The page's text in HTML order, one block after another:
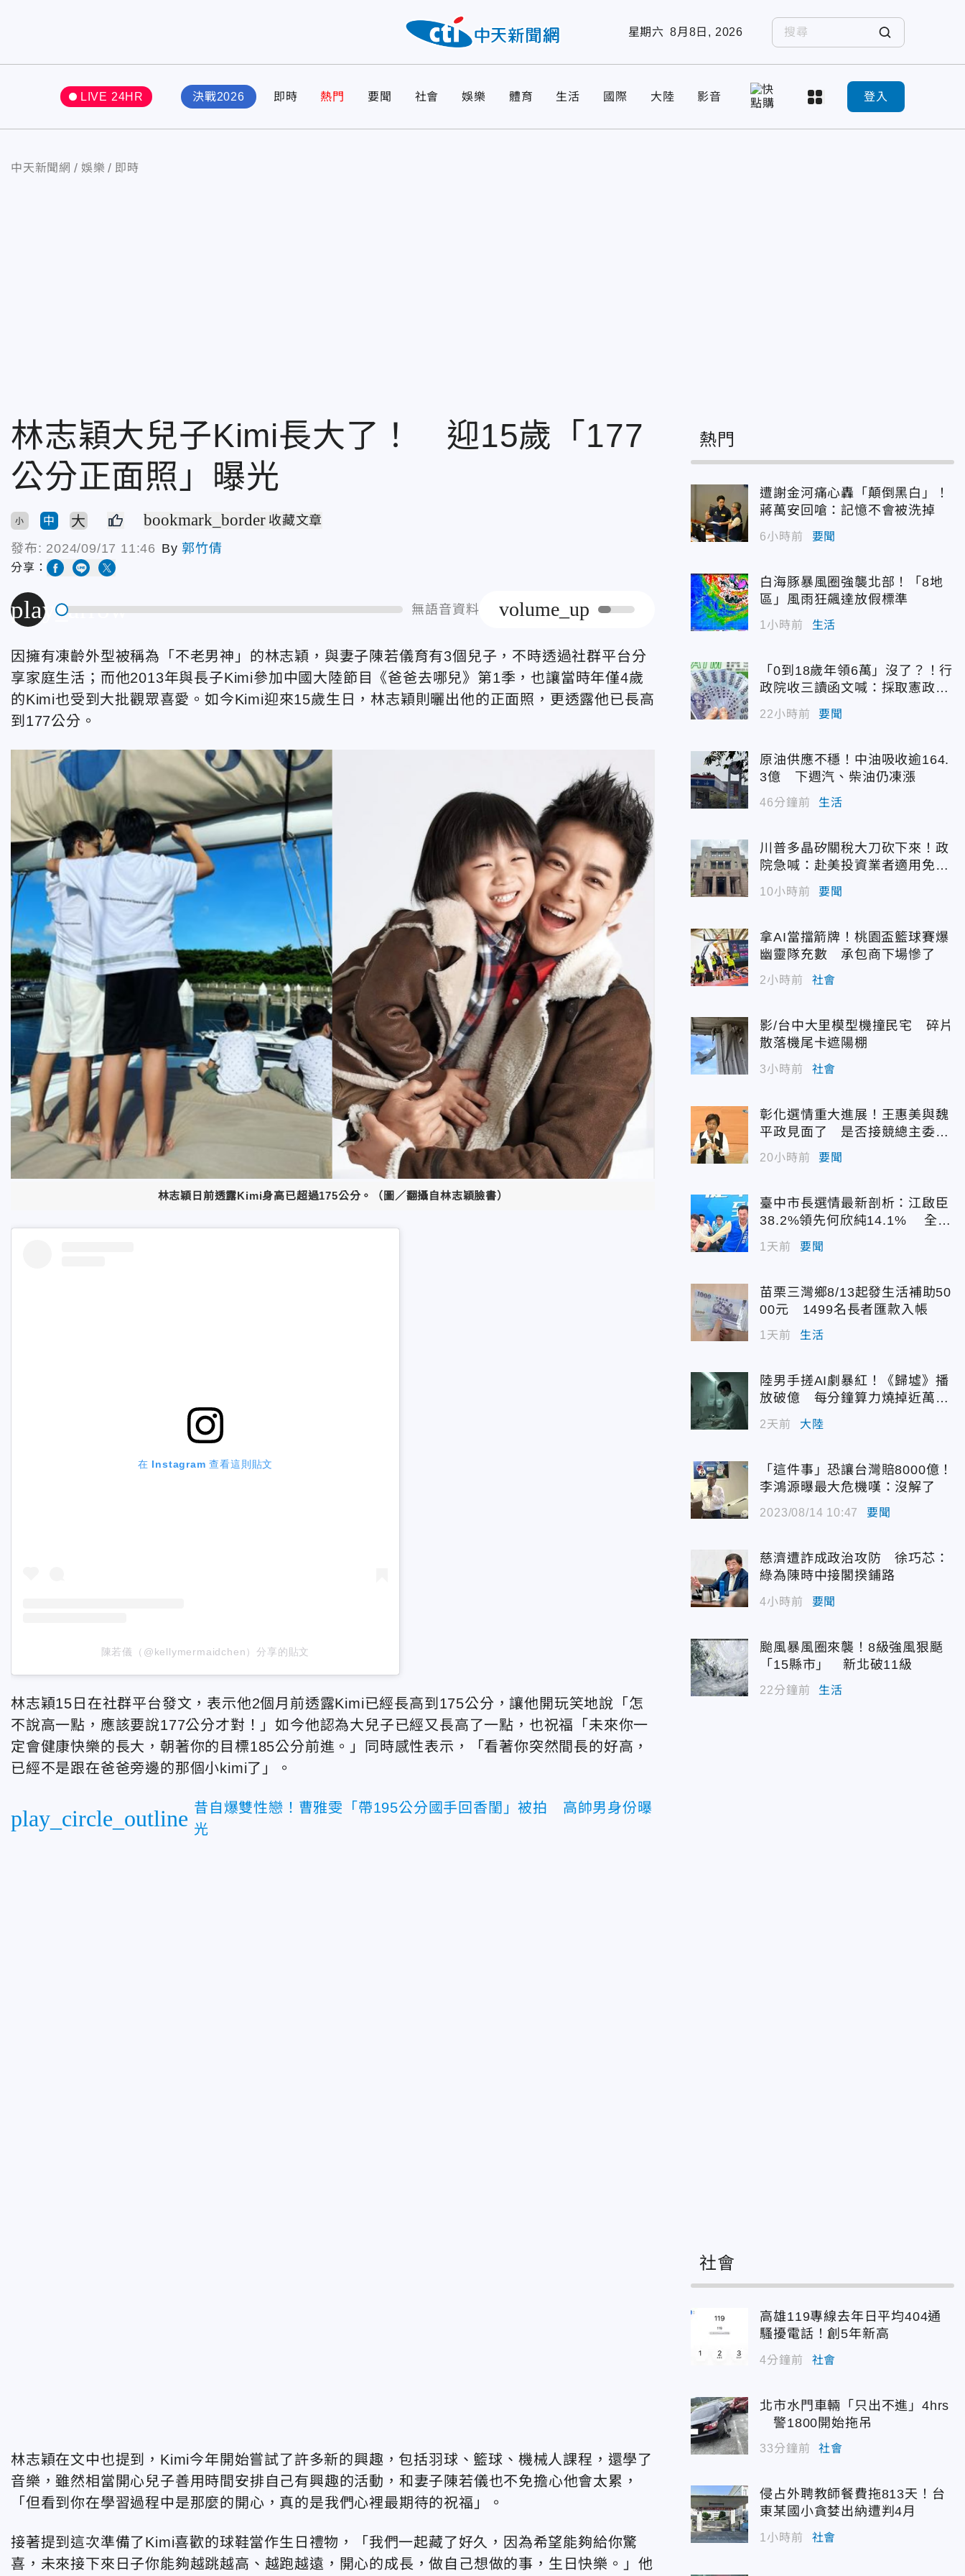
星期六 8月8日, 2026
LIVE 24HR 決戰2026 即時 熱門 要聞 社會 娛樂 體育 生活 國際 大陸 影音 登入
中天新聞網 娛樂 即時
林志穎大兒子Kimi長大了！ 迎15歲「177
公分正面照」曝光
小 中 大 bookmark_border 收藏文章
發布: 2024/09/17 11:46 By郭竹倩
分享：
play_arrow 無語音資料 volume_up
因擁有凍齡外型被稱為「不老男神」的林志穎，與妻子陳若儀育有3個兒子，不時透過社群平台分
享家庭生活；而他2013年與長子Kimi參加中國大陸節目《爸爸去哪兒》第1季，也讓當時年僅4歲
的Kimi也受到大批觀眾喜愛。如今Kimi迎來15歲生日，林志穎則曬出他的正面照，更透露他已長高
到177公分。
林志穎日前透露Kimi身高已超過175公分。（圖／翻攝自林志穎臉書）
在 Instagram 查看這則貼文
陳若儀（@kellymermaidchen）分享的貼文
林志穎15日在社群平台發文，表示他2個月前透露Kimi已經長高到175公分，讓他開玩笑地說「怎
不說高一點，應該要說177公分才對！」如今他認為大兒子已經又長高了一點，也祝福「未來你一
定會健康快樂的長大，朝著你的目標185公分前進。」同時感性表示，「看著你突然間長的好高，
已經不是跟在爸爸旁邊的那個小kimi了」。
play_circle_outline 昔自爆雙性戀！曹雅雯「帶195公分國手回香閨」被拍 高帥男身份曝
光
林志穎在文中也提到，Kimi今年開始嘗試了許多新的興趣，包括羽球、籃球、機械人課程，還學了
音樂，雖然相當開心兒子善用時間安排自己有興趣的活動，和妻子陳若儀也不免擔心他會太累，
「但看到你在學習過程中是那麼的開心，真的是我們心裡最期待的祝福」。
接著提到這次準備了Kimi喜歡的球鞋當作生日禮物，「我們一起藏了好久，因為希望能夠給你驚
喜，未來接下來日子你能夠越跳越高、越跑越遠，開心的成長，做自己想做的事，生日快樂。」他
熱門
遭謝金河痛心轟「顛倒黑白」！
蔣萬安回嗆：記憶不會被洗掉
6小時前 要聞
白海豚暴風圈強襲北部！「8地
區」風雨狂飆達放假標準
1小時前 生活
「0到18歲年領6萬」沒了？！行
政院收三讀函文喊：採取憲政作
22小時前 要聞
原油供應不穩！中油吸收逾164.
3億 下週汽、柴油仍凍漲
46分鐘前 生活
川普多晶矽關稅大刀砍下來！政
院急喊：赴美投資業者適用免稅
配額
10小時前 要聞
拿AI當擋箭牌！桃園盃籃球賽爆
幽靈隊充數 承包商下場慘了
2小時前 社會
影/台中大里模型機撞民宅 碎片
散落機尾卡遮陽棚
3小時前 社會
彰化選情重大進展！王惠美與魏
平政見面了 是否接競總主委態
度曝光
20小時前 要聞
臺中市長選情最新剖析：江啟臣
38.2%領先何欣純14.1% 全世
代支持度全面居首
1天前 要聞
苗栗三灣鄉8/13起發生活補助50
00元 1499名長者匯款入帳
1天前 生活
陸男手搓AI劇暴紅！《歸墟》播
放破億 每分鐘算力燒掉近萬台
2天前 大陸
「這件事」恐讓台灣賠8000億！
李鴻源曝最大危機嘆：沒解了
2023/08/14 10:47 要聞
慈濟遭詐成政治攻防 徐巧芯：
綠為陳時中接閣揆鋪路
4小時前 要聞
颱風暴風圈來襲！8級強風狠颳
「15縣市」 新北破11級
22分鐘前 生活
社會
高雄119專線去年日平均404通
騷擾電話！創5年新高
4分鐘前 社會
北市水門車輛「只出不進」4hrs
警1800開始拖吊
33分鐘前 社會
侵占外聘教師餐費拖813天！台
東某國小貪婪出納遭判4月
1小時前 社會